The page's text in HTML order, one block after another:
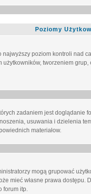
Poziomy
poziom kontroli nad
tworzeniem
zadaniem jest
usuwania i dzielenia
materiałow.
mogą grupować
mieć własne prawa
forum itp.